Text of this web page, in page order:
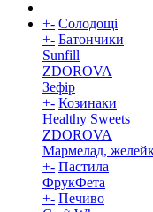
+- Солодощі
+- Батончики
Sunfill
ZDOROVA
Зефір
+- Козинаки
Healthy Sweets
ZDOROVA
Мармелад,
+- Пастила
ФрукФета
+- Печиво